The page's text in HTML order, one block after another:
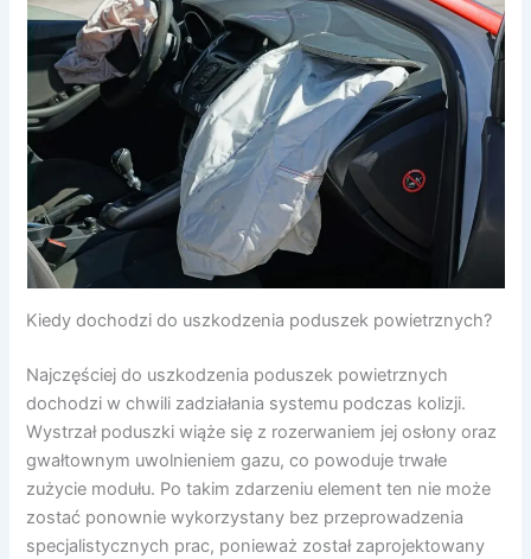
Kiedy dochodzi do uszkodzenia poduszek powietrznych?
Najczęściej do uszkodzenia poduszek powietrznych
dochodzi w chwili zadziałania systemu podczas kolizji.
Wystrzał poduszki wiąże się z rozerwaniem jej osłony oraz
gwałtownym uwolnieniem gazu, co powoduje trwałe
zużycie modułu. Po takim zdarzeniu element ten nie może
zostać ponownie wykorzystany bez przeprowadzenia
specjalistycznych prac, ponieważ został zaprojektowany